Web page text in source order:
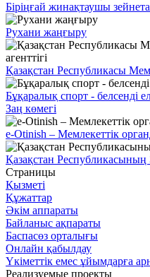
Біріңғай жинақтаушы
Рухани жаңғыру
Қазақстан Республикасы
Бұқаралық спорт - белсенді ел
Заң көмегі
e-Otinish – Мемлекеттік
Қазақстан Республикасының
Страницы
Қызметі
Құжаттар
Әкім аппараты
Байланыс ақпараты
Баспасөз орталығы
Онлайн қабылдау
Үкіметтік емес ұйымдарға
Реализуемые проекты